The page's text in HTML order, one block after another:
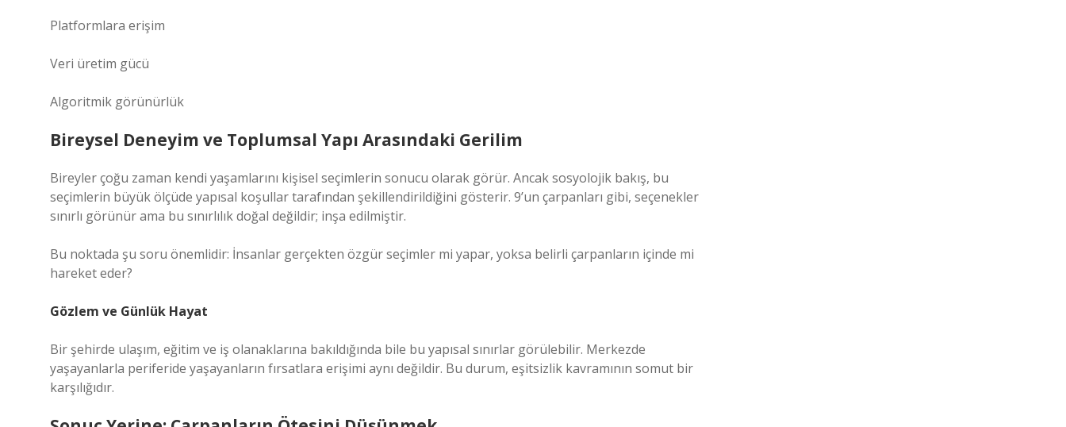
Platformlara erişim
Veri üretim gücü
Algoritmik görünürlük
Bireysel Deneyim ve Toplumsal Yapı Arasındaki Gerilim
Bireyler çoğu zaman kendi yaşamlarını kişisel seçimlerin sonucu olarak görür. Ancak sosyolojik bakış, bu
seçimlerin büyük ölçüde yapısal koşullar tarafından şekillendirildiğini gösterir. 9’un çarpanları gibi, seçenekler
sınırlı görünür ama bu sınırlılık doğal değildir; inşa edilmiştir.
Bu noktada şu soru önemlidir: İnsanlar gerçekten özgür seçimler mi yapar, yoksa belirli çarpanların içinde mi
hareket eder?
Gözlem ve Günlük Hayat
Bir şehirde ulaşım, eğitim ve iş olanaklarına bakıldığında bile bu yapısal sınırlar görülebilir. Merkezde
yaşayanlarla periferide yaşayanların fırsatlara erişimi aynı değildir. Bu durum, eşitsizlik kavramının somut bir
karşılığıdır.